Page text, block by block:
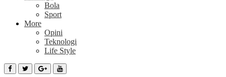
Bola
Sport
More
Opini
Teknologi
Life Style